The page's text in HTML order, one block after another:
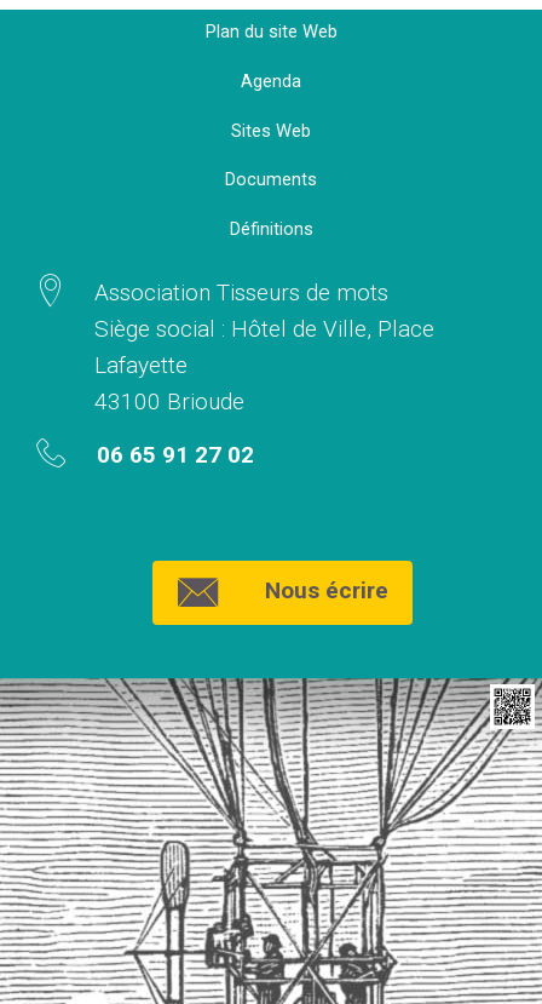
Plan du site Web
Agenda
Sites Web
Documents
Définitions
Association Tisseurs de mots
Siège social : Hôtel de Ville, Place
Lafayette
43100 Brioude
06 65 91 27 02
Nous écrire